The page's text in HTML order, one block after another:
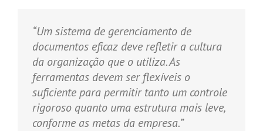
“Um sistema de gerenciamento de
documentos eficaz deve refletir a cultura
da organização que o utiliza. As
ferramentas devem ser flexíveis o
suficiente para permitir tanto um controle
rigoroso quanto uma estrutura mais leve,
conforme as metas da empresa.”